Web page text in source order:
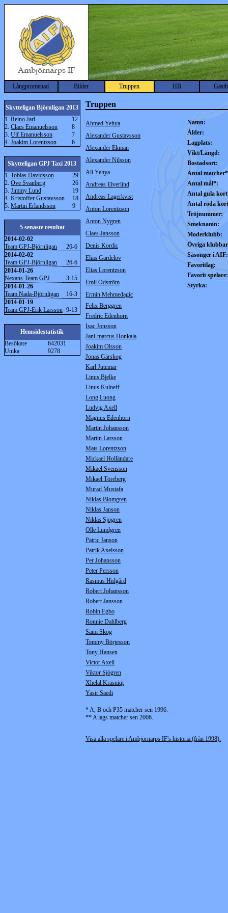
Långpromenad Bilder Truppen HB
Skytteligan Björnligan 2013
1. Reino Jarl
12
2. Claes Emanuelsson
8
3. Ulf Emanuelsson
7
4. Joakim Lorentzson 6
Skytteligan GPJ Taxi 2013
1. Tobias Davidsson
29
2. Ove Svanberg
26
3. Jimmy Lund
19
4. Kristoffer Gustavsson
18
5. Martin Erlandsson 9
5 senaste resultat
2014-02-02
Team GPJ-Björnligan
26-6
2014-02-02
Team GPJ-Björnligan
26-6
2014-01-26
Nexans-Team GPJ
3-15
2014-01-26
Team Nada-Björnligan
16-3
2014-01-19
Team GPJ-Erik Larsson 9-13
Hemsidestatistik
Besökare
642031
Unika
9278
Truppen
Ahmed Yehya
Namn:
Ålder:
Lagplats:
Vikt/Längd:
Bostadsort:
Antal
Antal mål*:
Antal gula
Antal röda
Tröjnummer:
Smeknamn:
Moderklubb:
Övriga
Säsonger i AIF:
Favoritlag:
Favorit spelare:
Styrka:
Alexander Gustavsson
Alexander Ekman
Alexander Nilsson
Ali Yehya
Andreas Elverlind
Andreas Lagerkvist
Anton Lorentzson
Anton Nygren
Claes Jansson
Denis Kordic
Elias Gärdelöv
Elias Lorentzson
Emil Odström
Ermin Mehmedagic
Felix Berggren
Fredric Edenhorn
Isac Jonsson
Jani-marcus Honkala
Joakim Olsson
Jonas Gärskog
Karl Jutemar
Linus Bjelke
Linus Kulneff
Long Luong
Ludvig Axell
Magnus Edenhorn
Martin Johansson
Martin Larsson
Mats Lorentzson
Mickael Holländare
Mikael Svensson
Mikael Töreberg
Murad Mustafa
Niklas Blomgren
Niklas Janson
Niklas Sjögren
Olle Lundgren
Patric Janson
Patrik Axelsson
Per Johansson
Peter Persson
Rasmus Hidgård
Robert Johansson
Robert Jansson
Robin Egbo
Ronnie Dahlberg
Sami Skog
Tommy Börjesson
Tony Hansen
Victor Axell
Viktor Sjögren
Xhelal Krasniqi
Yasir Saedi
* A, B och P35 matcher sen 1996.
** A lags matcher sen 2006.
Visa alla spelare i Ambjörnarps IF's historia (från 1998).